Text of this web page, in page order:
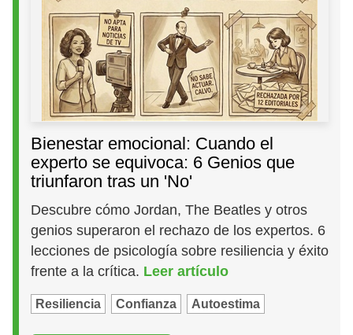
Bienestar emocional: Cuando el
experto se equivoca: 6 Genios que
triunfaron tras un 'No'
Descubre cómo Jordan, The Beatles y otros
genios superaron el rechazo de los expertos. 6
lecciones de psicología sobre resiliencia y éxito
frente a la crítica. Leer artículo
Resiliencia Confianza Autoestima